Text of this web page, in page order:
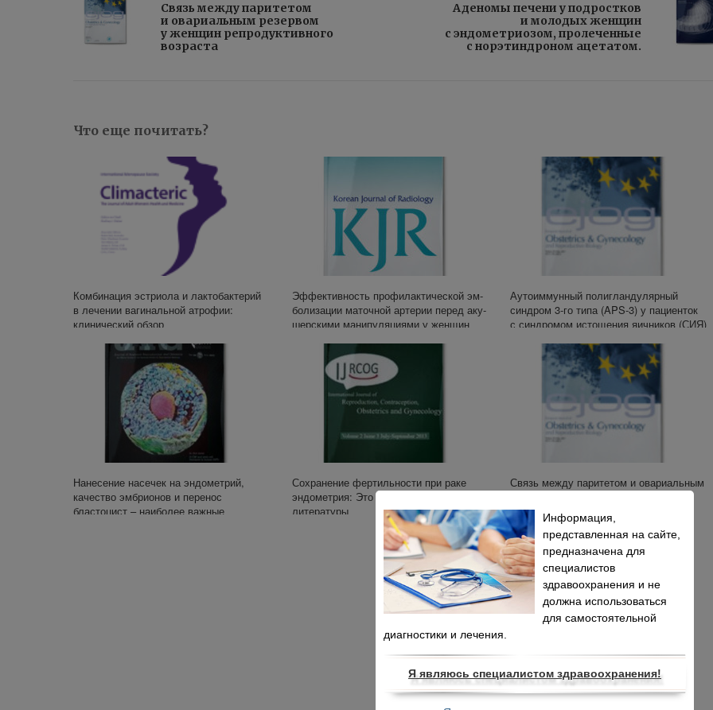
Связь между паритетом
и овариальным резервом
у женщин репродуктивного
возраста
Аденомы печени у подростков
и молодых женщин
с эндометриозом, пролеченные
с норэтиндроном ацетатом.
Что еще почитать?
Комбинация эстриола и лактобактерий
в лечении вагинальной атрофии:
клинический обзор
Эф­фек­тив­ность про­фи­лак­ти­че­ской эм­
бо­ли­за­ции ма­точ­ной ар­те­рии пе­ред аку­
шер­ски­ми ма­ни­пу­ля­ци­я­ми у жен­щин
Аутоиммунный полигландулярный
синдром 3-го типа (APS-3) у пациенток
с синдромом истощения яичников (СИЯ)
Нанесение насечек на эндометрий,
качество эмбрионов и перенос
бластоцист – наиболее важные
Сохранение фертильности при раке
эндометрия: Это безопасно? Обзор
литературы
Связь между паритетом и овариальным
возрастаИнформация,
представленная на сайте,
предназначена для
специалистов
здравоохранения и не
должна использоваться
для самостоятельной
диагностики и лечения.
Я являюсь специалистом здравоохранения!